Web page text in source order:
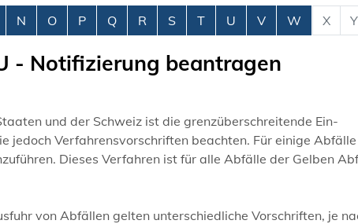
N O P Q R S T U V W X Y
- Notifizierung beantragen
und der Schweiz ist die grenzüberschreitende Ein-
jedoch Verfahrensvorschriften beachten. Für einige
Dieses Verfahren ist für alle Abfälle der Gelben
von Abfällen gelten unterschiedliche Vorschriften, je